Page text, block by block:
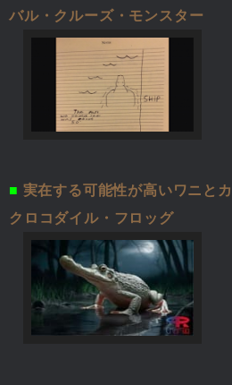
バル・クルーズ・モンスター
■ 実在する可能性が高いワニと
クロコダイル・フロッグ